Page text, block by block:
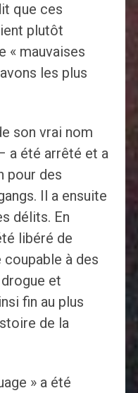
que ces
plutôt
« mauvaises
les plus
son vrai nom
a été arrêté et a
pour des
Il a ensuite
délits. En
libéré de
à des
et
fin au plus
de la
» a été